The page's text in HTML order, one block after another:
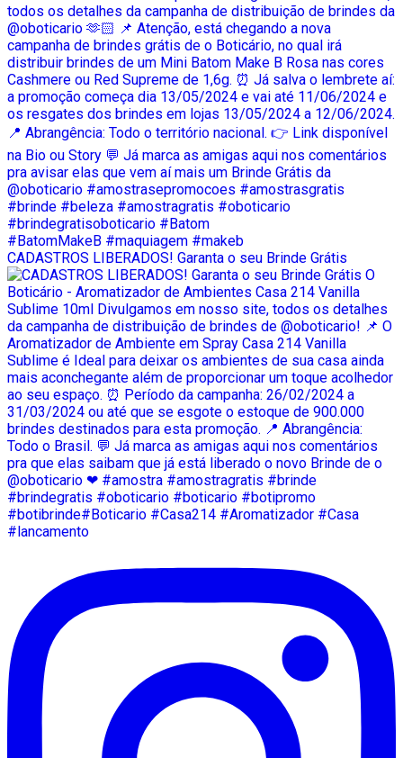
CADASTROS LIBERADOS! Garanta o seu Brinde Grátis